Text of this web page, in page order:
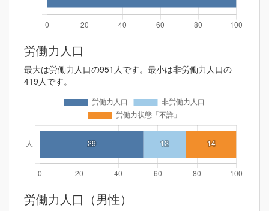
労働力人口
最大は労働力人口の951人です。最小は非労働力人口の
419人です。
労働力人口（男性）